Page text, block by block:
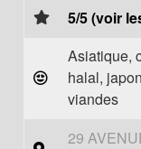
5/5 (voir
Asiatique,
halal,
viandes
29